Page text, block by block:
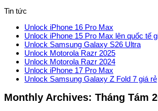
Tin tức
Unlock iPhone 16 Pro Max
Unlock iPhone 15 Pro Max lên quốc tế
Unlock Samsung Galaxy S26 Ultra
Unlock Motorola Razr 2025
Unlock Motorola Razr 2024
Unlock iPhone 17 Pro Max
Unlock Samsung Galaxy Z Fold 7 giá rẻ
Monthly Archives: Tháng Tám